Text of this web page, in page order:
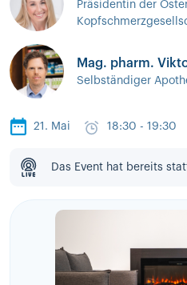
Präsidentin der
Mag. pharm.
Selbständiger
21. Mai 18:30 - 19:30
Das Event hat bereits